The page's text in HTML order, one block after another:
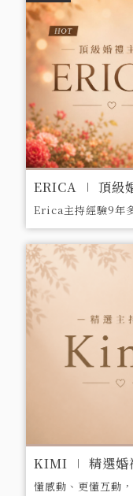
地幫每一組新人完
每次都深感榮幸地
無二的愛情故事，
屬於您們的特色婚
些新奇好玩的元素
的主題盛宴吧！
ERICA ∣ 頂級
Erica主持經驗9年
多場婚禮。包含蕭
統、柯文哲市長、
董事長、游錫堃前
曾是位上嘉賓。
KIMI ∣ 精選婚
懂感動、更懂互動